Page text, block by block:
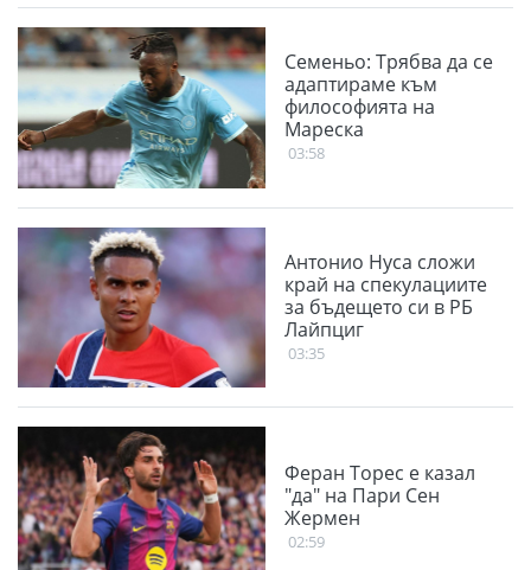
Семеньо: Трябва да се
адаптираме към
философията на
Мареска
03:58
Антонио Нуса сложи
край на спекулациите
за бъдещето си в РБ
Лайпциг
03:35
Феран Торес е казал
"да" на Пари Сен
Жермен
02:59